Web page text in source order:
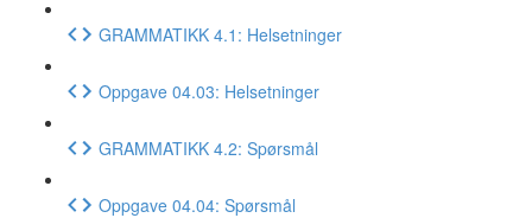
GRAMMATIKK 4.1: Helsetninger
Oppgave 04.03: Helsetninger
GRAMMATIKK 4.2: Spørsmål
Oppgave 04.04: Spørsmål